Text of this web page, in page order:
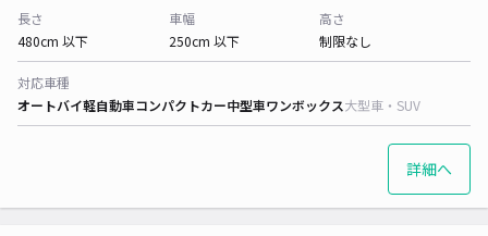
長さ
480cm 以下
車幅
250cm 以下
高さ
制限なし
対応車種
オートバイ軽自動車コンパクトカー中型車ワンボックス大型車・SUV
詳細へ